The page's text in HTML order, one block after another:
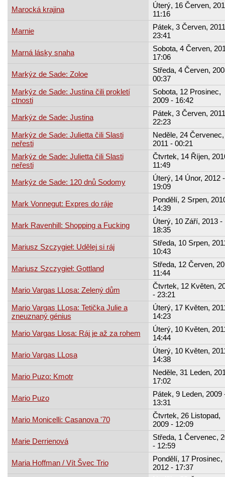
Marocká krajina
Úterý, 16 Červen,
11:16
Marnie
Pátek, 3 Červen,
23:41
Marná lásky snaha
Sobota, 4 Červen,
17:06
Markýz de Sade: Zoloe
Středa, 4 Červen,
00:37
Markýz de Sade: Justina čili prokletí
ctnosti
Sobota, 12 Prosinec,
2009 - 16:42
Markýz de Sade: Justina
Pátek, 3 Červen,
22:23
Markýz de Sade: Julietta čili Slasti
neřesti
Neděle, 24 Červenec,
2011 - 00:21
Markýz de Sade: Julietta čili Slasti
neřesti
Čtvrtek, 14 Říjen,
11:49
Markýz de Sade: 120 dnů Sodomy
Úterý, 14 Únor, 2012 -
19:09
Mark Vonnegut: Expres do ráje
Pondělí, 2 Srpen,
14:39
Mark Ravenhill: Shopping a Fucking
Úterý, 10 Září, 2013 -
18:35
Mariusz Szczygieł: Udělej si ráj
Středa, 10 Srpen,
10:43
Mariusz Szczygieł: Gottland
Středa, 12 Červen,
11:44
Mario Vargas LLosa: Zelený dům
Čtvrtek, 12 Květen,
- 23:21
Mario Vargas LLosa: Tetička Julie a
zneuznaný génius
Úterý, 17 Květen,
14:23
Mario Vargas Llosa: Ráj je až za rohem
Úterý, 10 Květen,
14:44
Mario Vargas LLosa
Úterý, 10 Květen,
14:38
Mario Puzo: Kmotr
Neděle, 31 Leden,
17:02
Mario Puzo
Pátek, 9 Leden, 2009
13:31
Mario Monicelli: Casanova '70
Čtvrtek, 26 Listopad,
2009 - 12:09
Marie Derrienová
Středa, 1 Červenec,
- 12:59
Maria Hoffman / Vít Švec Trio
Pondělí, 17 Prosinec,
2012 - 17:37